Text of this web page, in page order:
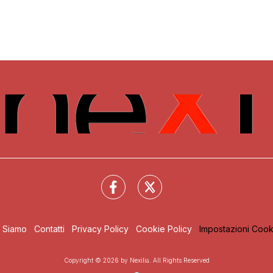
Siamo Contatti Privacy Policy Cookie Policy Impostazioni
Copyright © 2026 by Nexilia. All Rights Reserved